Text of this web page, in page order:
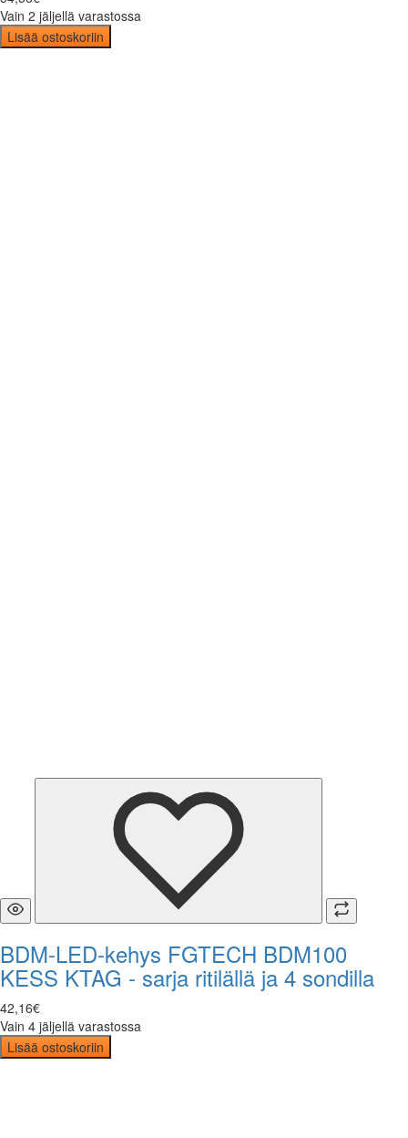
Vain 2 jäljellä varastossa
Lisää ostoskoriin
BDM-LED-kehys FGTECH BDM100
KESS KTAG - sarja ritilällä ja 4 sondilla
42,16€
Vain 4 jäljellä varastossa
Lisää ostoskoriin